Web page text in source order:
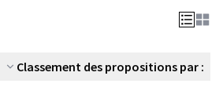
Classement des propositions par :